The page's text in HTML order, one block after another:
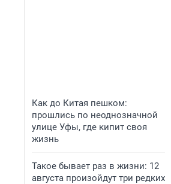
Как до Китая пешком:
прошлись по неоднозначной
улице Уфы, где кипит своя
жизнь
Такое бывает раз в жизни: 12
августа произойдут три редких